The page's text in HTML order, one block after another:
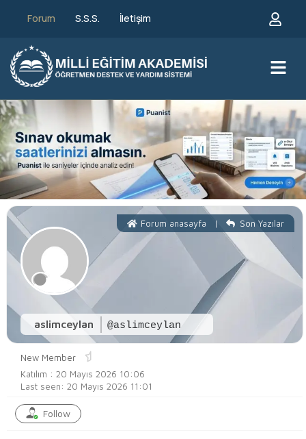
Forum S.S.S. İletişim
aslimceylan @aslimceylan
Forum anasayfa | Son Yazılar
New Member
Katılım : 20 Mayıs 2026 10:06
Last seen: 20 Mayıs 2026 11:01
Follow